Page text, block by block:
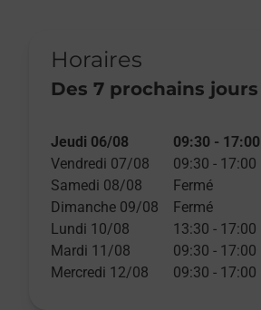
Horaires
Des 7 prochains jours
Jeudi 06/08 09:30 - 17:00
Vendredi 07/08
09:30 - 17:00
Samedi 08/08
Fermé
Dimanche 09/08
Fermé
Lundi 10/08
13:30 - 17:00
Mardi 11/08
09:30 - 17:00
Mercredi 12/08
09:30 - 17:00